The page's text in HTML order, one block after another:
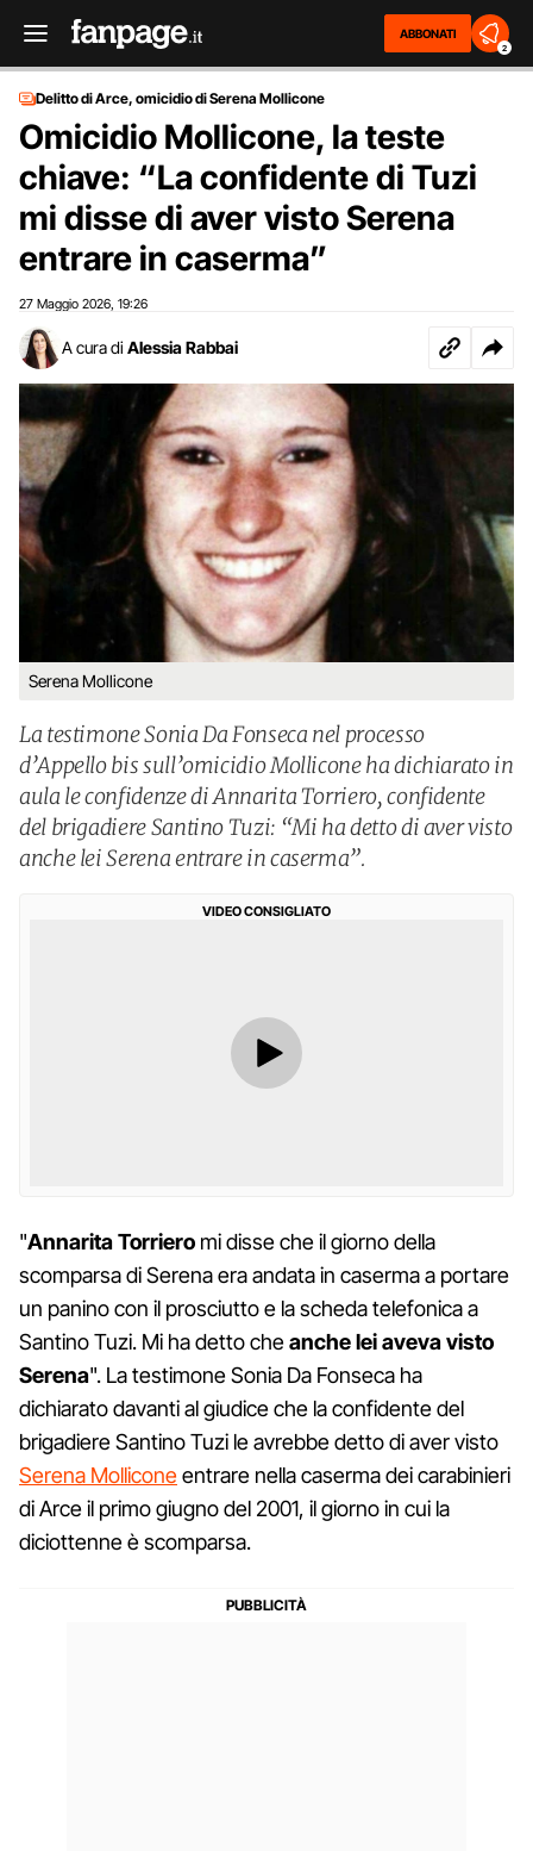
ABBONATI
2
Delitto di Arce, omicidio di Serena Mollicone
Omicidio Mollicone, la teste
chiave: “La confidente di Tuzi
mi disse di aver visto Serena
entrare in caserma”
27 Maggio 2026 19:26
A cura di Alessia Rabbai
Serena Mollicone
La testimone Sonia Da Fonseca nel processo
d’Appello bis sull’omicidio Mollicone ha dichiarato in
aula le confidenze di Annarita Torriero, confidente
del brigadiere Santino Tuzi: “Mi ha detto di aver visto
anche lei Serena entrare in caserma”.
VIDEO CONSIGLIATO
"Annarita Torriero mi disse che il giorno della
scomparsa di Serena era andata in caserma a portare
un panino con il prosciutto e la scheda telefonica a
Santino Tuzi. Mi ha detto cheanche lei aveva visto
Serena". La testimone Sonia Da Fonseca ha
dichiarato davanti al giudice che la confidente del
brigadiere Santino Tuzi le avrebbe detto di aver visto
Serena Molliconeentrare nella caserma dei carabinieri
di Arce il primo giugno del 2001, il giorno in cui la
diciottenne è scomparsa.